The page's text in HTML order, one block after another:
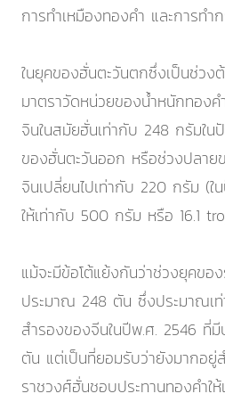
การทำเหมืองทองคำ และการทำ
ในยุคของฮั่นตะวันตกซึ่งเป็นช่วง
มาตราวัดหน่วยของน้ำหนักทองค
จินในสมัยฮั่นเท่ากับ 248 กรัมใ
ของฮั่นตะวันออก หรือช่วงปลาย
จินเปลี่ยนไปเท่ากับ 220 กรัม (
ให้เท่ากับ 500 กรัม หรือ 16.1
แม้จะมีข้อโต้แย้งกันว่าช่วงยุคขอ
ประมาณ 248 ตัน ซึ่งประมาณเ
สำรองของจีนในปีพ.ศ. 2546
ตัน แต่เป็นที่ยอมรับว่ายังมากอยู่
ราชวงศ์ฮั่นชอบประทานทองคำใ